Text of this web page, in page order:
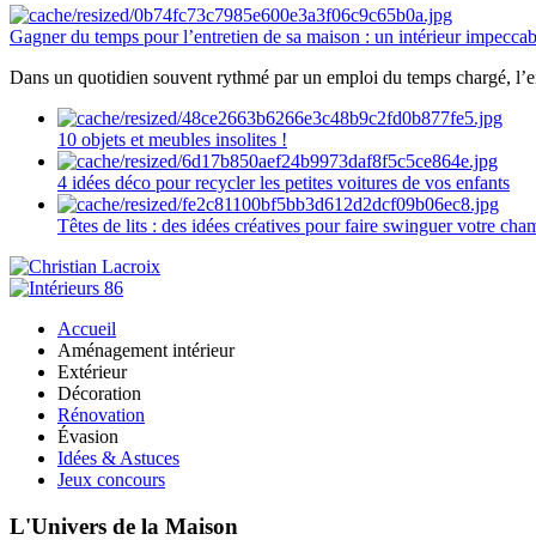
Gagner du temps pour l’entretien de sa maison : un intérieur
Dans un quotidien souvent rythmé par un emploi du temps chargé,
10 objets et meubles insolites !
4 idées déco pour recycler les petites voitures de vos enfants
Têtes de lits : des idées créatives pour faire swinguer votre
Accueil
Aménagement intérieur
Extérieur
Décoration
Rénovation
Évasion
Idées & Astuces
Jeux concours
L'Univers de la Maison